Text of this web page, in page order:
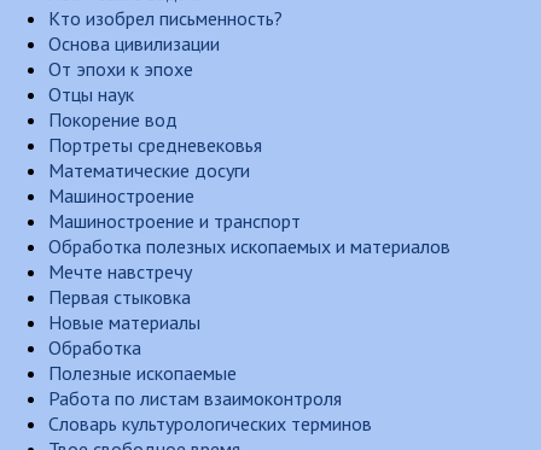
Кто изобрел письменность?
Основа цивилизации
От эпохи к эпохе
Отцы наук
Покорение вод
Портреты средневековья
Математические досуги
Машиностроение
Машиностроение и транспорт
Обработка полезных ископаемых и материалов
Мечте навстречу
Первая стыковка
Новые материалы
Обработка
Полезные ископаемые
Работа по листам взаимоконтроля
Словарь культурологических терминов